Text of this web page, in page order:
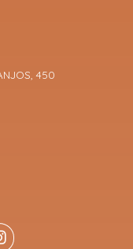
450